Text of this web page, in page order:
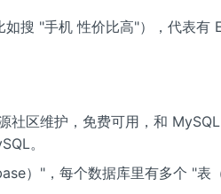
如搜 "手机 性价比高"），代表有
社区维护，免费可用，和
。
）"，每个数据库里有多个 "表